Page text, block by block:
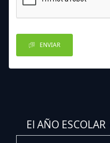
ENVIAR
El AÑO ESCOLAR